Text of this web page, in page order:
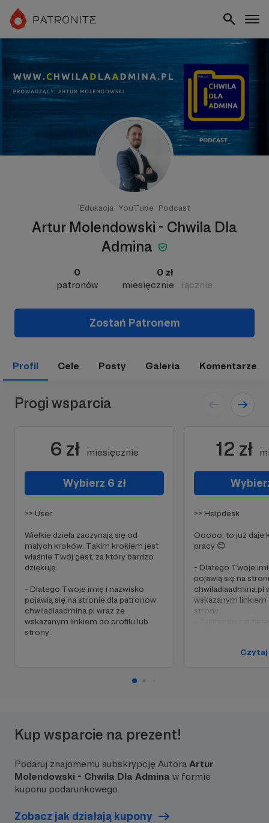
Edukacja YouTube Podcast
Artur Molendowski - Chwila Dla
Admina
0
patronów
0 zł
miesięcznie
łącznie
Zostań Patronem
Profil Cele Posty Galeria Komentarze
Progi wsparcia
6 zł miesięcznie
Wybierz 6 zł
>> User
Wielkie dzieła zaczynają się od
małych kroków. Takim krokiem jest
właśnie Twój gest, za który bardzo
dziękuję.
- Dlatego Twoje imię i nazwisko
pojawią się na stronie dla patronów
chwiladlaadmina.pl wraz ze
wskazanym linkiem do profilu lub
strony.
12 zł
>> Helpdesk
Ooooo, to już daje
pracy 😊
- Dlatego Twoje
pojawią się na
chwiladlaadmina.pl
wskazanym
strony.
- Dodatkowo
Kup wsparcie na prezent!
Podaruj znajomemu subskrypcję Autora Artur
Molendowski - Chwila Dla Admina w formie
kuponu podarunkowego.
Zobacz jak działają kupony